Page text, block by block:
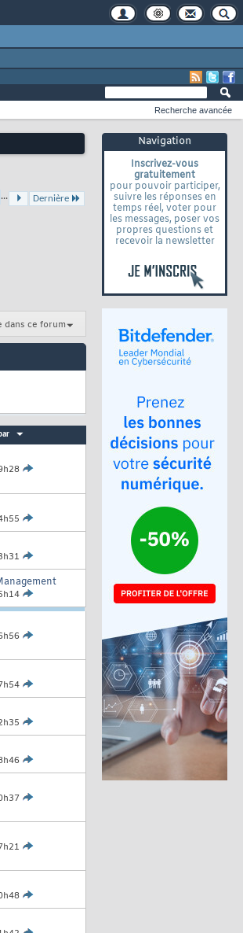
Recherche avancée
Navigation
Inscrivez-vous
gratuitement
pour pouvoir participer,
suivre les réponses en
temps réel, voter pour
les messages, poser vos
propres questions et
recevoir la newsletter
... Dernière
dans ce forum